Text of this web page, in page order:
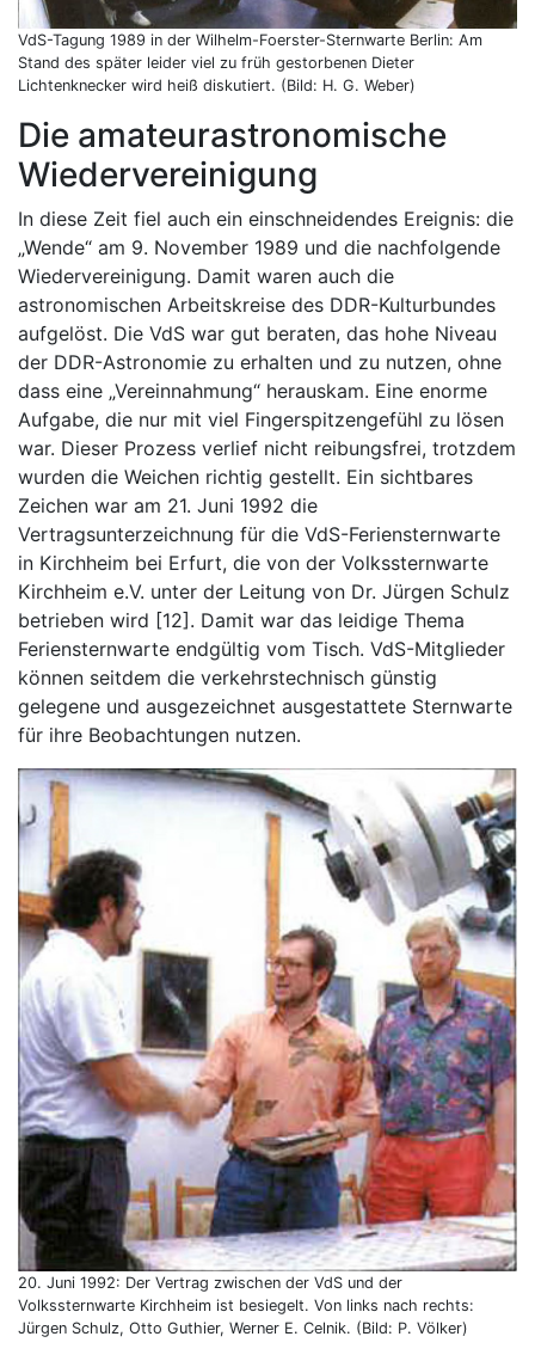
VdS-Tagung 1989 in der Wilhelm-Foerster-Sternwarte Berlin: Am
Stand des später leider viel zu früh gestorbenen Dieter
Lichtenknecker wird heiß diskutiert. (Bild: H. G. Weber)
Die amateurastronomische
Wiedervereinigung
In diese Zeit fiel auch ein einschneidendes Ereignis: die
„Wende“ am 9. November 1989 und die nachfolgende
Wiedervereinigung. Damit waren auch die
astronomischen Arbeitskreise des DDR-Kulturbundes
aufgelöst. Die VdS war gut beraten, das hohe Niveau
der DDR-Astronomie zu erhalten und zu nutzen, ohne
dass eine „Vereinnahmung“ herauskam. Eine enorme
Aufgabe, die nur mit viel Fingerspitzengefühl zu lösen
war. Dieser Prozess verlief nicht reibungsfrei, trotzdem
wurden die Weichen richtig gestellt. Ein sichtbares
Zeichen war am 21. Juni 1992 die
Vertragsunterzeichnung für die VdS-Feriensternwarte
in Kirchheim bei Erfurt, die von der Volkssternwarte
Kirchheim e.V. unter der Leitung von Dr. Jürgen Schulz
betrieben wird [12]. Damit war das leidige Thema
Feriensternwarte endgültig vom Tisch. VdS-Mitglieder
können seitdem die verkehrstechnisch günstig
gelegene und ausgezeichnet ausgestattete Sternwarte
für ihre Beobachtungen nutzen.
20. Juni 1992: Der Vertrag zwischen der VdS und der
Volkssternwarte Kirchheim ist besiegelt. Von links nach rechts:
Jürgen Schulz, Otto Guthier, Werner E. Celnik. (Bild: P. Völker)